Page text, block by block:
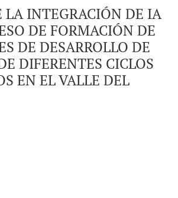
LA INTEGRACIÓN DE IA
DE FORMACIÓN DE
DE DESARROLLO DE
DIFERENTES CICLOS
EN EL VALLE DEL